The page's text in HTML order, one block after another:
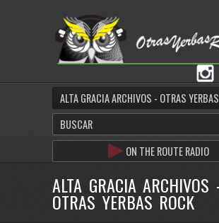
ALTA GRACIA ARCHIVOS - OTRAS
ON THE ROUTE RADIO
ALTA GRACIA ARCHIVOS
OTRAS YERBAS ROCK